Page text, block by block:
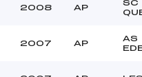
2008 AP
SC
2007 AP
AS